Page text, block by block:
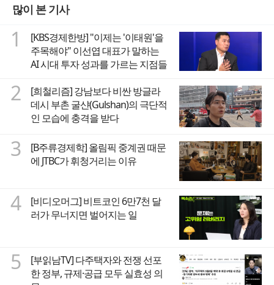
많이 본 기사
1
[KBS경제한방] "이제는 '이태원'을
주목해야" 이선엽 대표가 말하는
AI 시대 투자 성과를 가르는 지점들
2
[희철리즘] 강남보다 비싼 방글라
데시 부촌 굴샨(Gulshan)의 극단적
인 모습에 충격을 받다
3
[B주류경제학] 올림픽 중계권 때문
에 JTBC가 휘청거리는 이유
4
[비디오머그] 비트코인 6만7천 달
러가 무너지면 벌어지는 일
5
[부읽남TV] 다주택자와 전쟁 선포
한 정부, 규제·공급 모두 실효성 의